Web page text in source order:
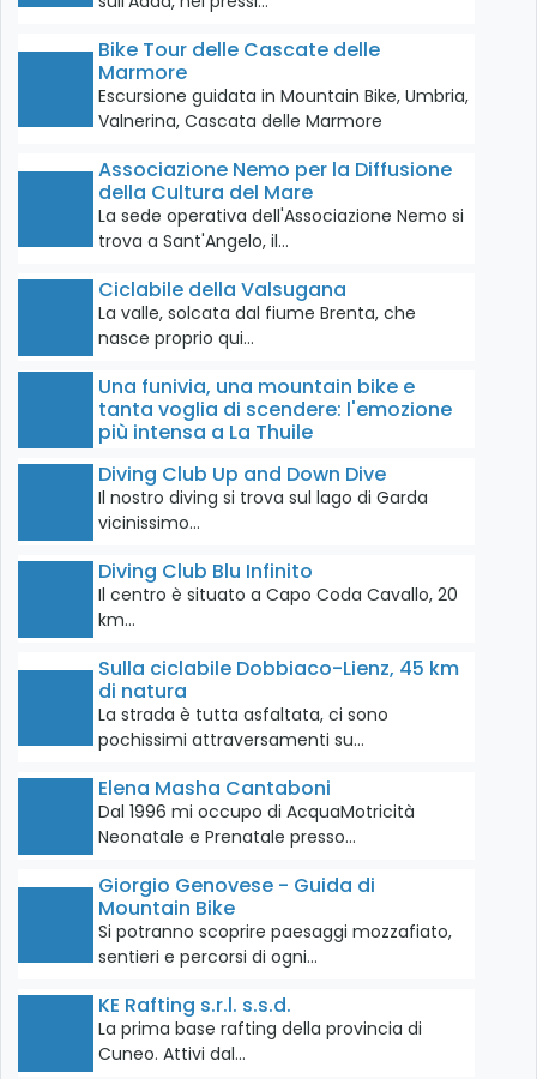
Bike Tour delle Cascate delle
Marmore
Escursione guidata in Mountain Bike, Umbria,
Valnerina, Cascata delle Marmore
Associazione Nemo per la Diffusione
della Cultura del Mare
La sede operativa dell'Associazione Nemo si
trova a Sant'Angelo, il…
Ciclabile della Valsugana
La valle, solcata dal fiume Brenta, che
nasce proprio qui…
Una funivia, una mountain bike e
tanta voglia di scendere: l'emozione
più intensa a La Thuile
Diving Club Up and Down Dive
Il nostro diving si trova sul lago di Garda
vicinissimo…
Diving Club Blu Infinito
Il centro è situato a Capo Coda Cavallo, 20
km…
Sulla ciclabile Dobbiaco-Lienz, 45 km
di natura
La strada è tutta asfaltata, ci sono
pochissimi attraversamenti su…
Elena Masha Cantaboni
Dal 1996 mi occupo di AcquaMotricità
Neonatale e Prenatale presso…
Giorgio Genovese - Guida di
Mountain Bike
Si potranno scoprire paesaggi mozzafiato,
sentieri e percorsi di ogni…
KE Rafting s.r.l. s.s.d.
La prima base rafting della provincia di
Cuneo. Attivi dal…